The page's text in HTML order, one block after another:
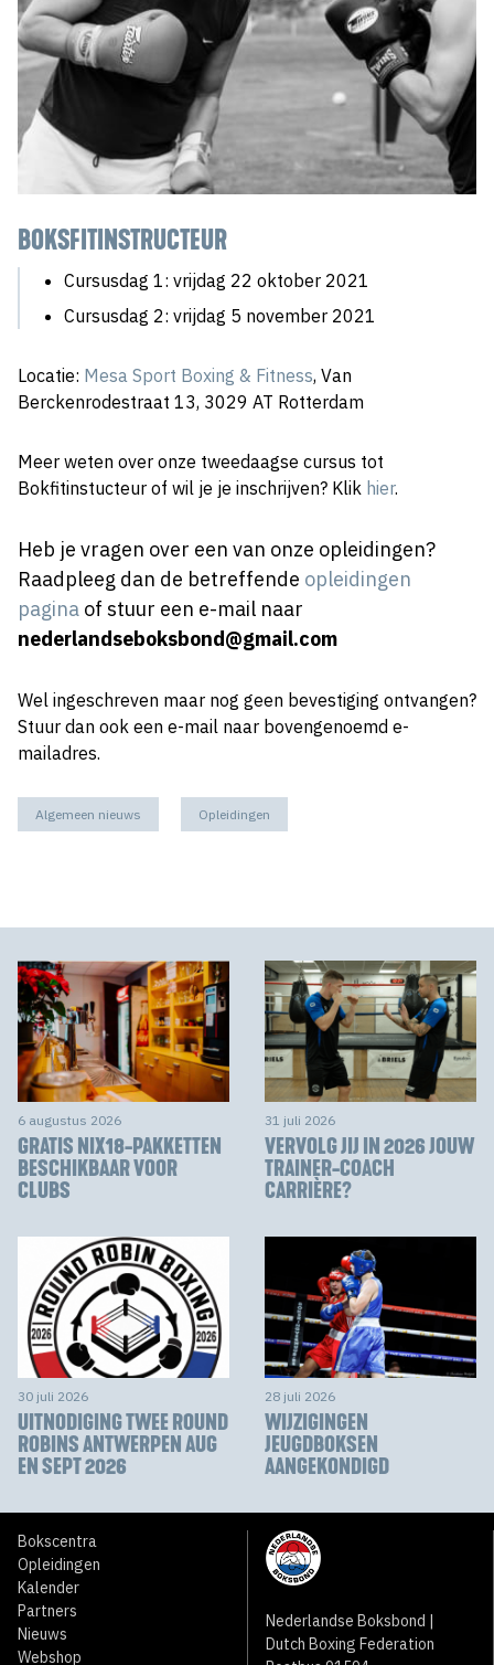
BOKSFITINSTRUCTEUR
Cursusdag 1: vrijdag 22 oktober 2021
Cursusdag 2: vrijdag 5 november 2021
Locatie: Mesa Sport Boxing & Fitness, Van
Berckenrodestraat 13, 3029 AT Rotterdam
Meer weten over onze tweedaagse cursus tot
Bokfitinstucteur of wil je je inschrijven? Klik hier.
Heb je vragen over een van onze opleidingen?
Raadpleeg dan de betreffende opleidingen
pagina of stuur een e-mail naar
nederlandseboksbond@gmail.com
Wel ingeschreven maar nog geen bevestiging ontvangen?
Stuur dan ook een e-mail naar bovengenoemd e-
mailadres.
Algemeen nieuws Opleidingen
6 augustus 2026
GRATIS NIX18-PAKKETTEN
BESCHIKBAAR VOOR
CLUBS
31 juli 2026
VERVOLG JIJ IN 2026 JOUW
TRAINER-COACH
CARRIÈRE?
30 juli 2026
UITNODIGING TWEE ROUND
ROBINS ANTWERPEN AUG
EN SEPT 2026
28 juli 2026
WIJZIGINGEN
JEUGDBOKSEN
AANGEKONDIGD
Bokscentra
Opleidingen
Kalender
Partners
Nieuws
Webshop
Nederlandse Boksbond |
Dutch Boxing Federation